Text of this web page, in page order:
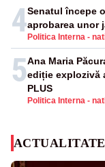
4 Politica Interna -
Senatul începe
aprobarea unor
5
Politica Interna -
Ana Maria
ediție explozivă
PLUS
ACTUALITATE